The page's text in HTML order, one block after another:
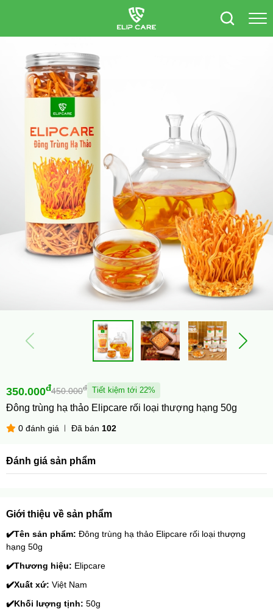
350.000đ450.000đ Tiết kiệm tới 22%
Đông trùng hạ thảo Elipcare rối loại thượng hạng 50g
0 đánh giá Đã bán 102
Đánh giá sản phẩm
Giới thiệu về sản phẩm
✔️Tên sản phẩm: Đông trùng hạ thảo Elipcare rối loại thượng
hạng 50g
✔️Thương hiệu: Elipcare
✔️Xuất xứ: Việt Nam
✔️Khối lượng tịnh: 50g